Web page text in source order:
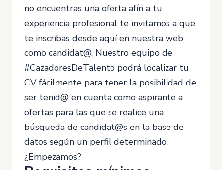
no encuentras una oferta afín a tu
experiencia profesional te invitamos a que
te inscribas desde aquí en nuestra web
como candidat@. Nuestro equipo de
#CazadoresDeTalento podrá localizar tu
CV fácilmente para tener la posibilidad de
ser tenid@ en cuenta como aspirante a
ofertas para las que se realice una
búsqueda de candidat@s en la base de
datos según un perfil determinado.
¿Empezamos?